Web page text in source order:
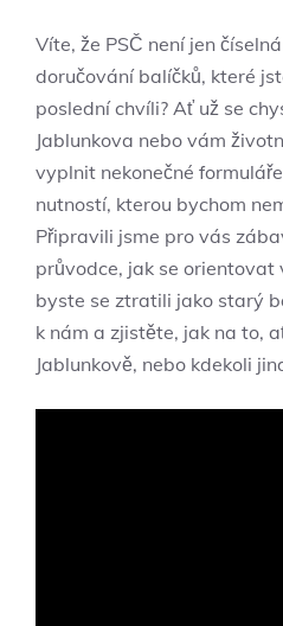
Víte, že PSČ není jen
doručování balíčků, které
poslední chvíli? Ať už se
Jablunkova nebo vám
vyplnit nekonečné
nutností, kterou bychom
Připravili jsme pro vás
průvodce, jak se orientovat
byste se ztratili jako starý
k nám a zjistěte, jak na to,
Jablunkově, nebo kdekoli